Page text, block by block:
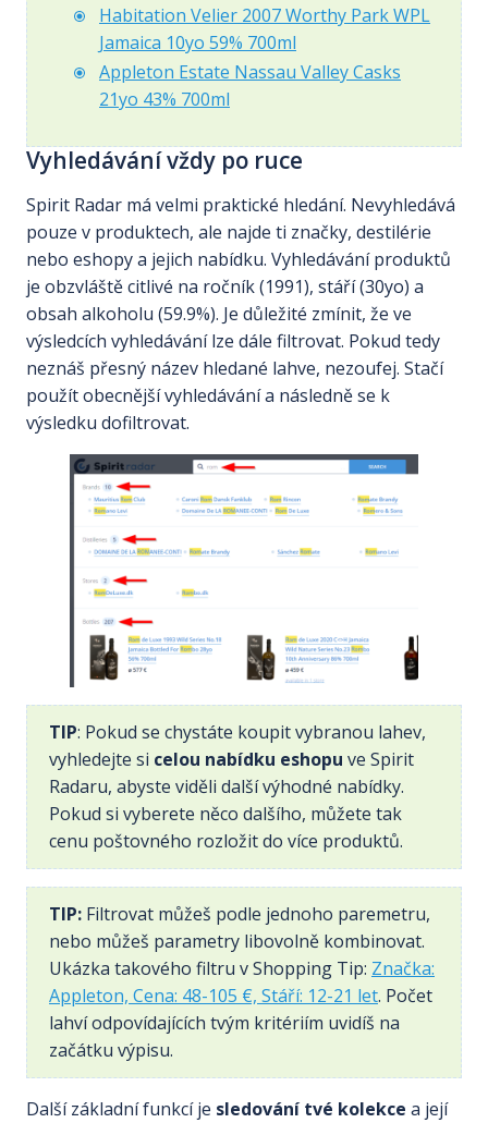
Habitation Velier 2007 Worthy Park WPL
Jamaica 10yo 59% 700ml
Appleton Estate Nassau Valley Casks
21yo 43% 700ml
Vyhledávání vždy po ruce
Spirit Radar má velmi praktické hledání. Nevyhledává
pouze v produktech, ale najde ti značky, destilérie
nebo eshopy a jejich nabídku. Vyhledávání produktů
je obzvláště citlivé na ročník (1991), stáří (30yo) a
obsah alkoholu (59.9%). Je důležité zmínit, že ve
výsledcích vyhledávání lze dále filtrovat. Pokud tedy
neznáš přesný název hledané lahve, nezoufej. Stačí
použít obecnější vyhledávání a následně se k
výsledku dofiltrovat.
TIP: Pokud se chystáte koupit vybranou lahev,
vyhledejte si celou nabídku eshopu ve Spirit
Radaru, abyste viděli další výhodné nabídky.
Pokud si vyberete něco dalšího, můžete tak
cenu poštovného rozložit do více produktů.
TIP: Filtrovat můžeš podle jednoho paremetru,
nebo můžeš parametry libovolně kombinovat.
Ukázka takového filtru v Shopping Tip: Značka:
Appleton, Cena: 48-105 €, Stáří: 12-21 let. Počet
lahví odpovídajících tvým kritériím uvidíš na
začátku výpisu.
Další základní funkcí je sledování tvé kolekce a její